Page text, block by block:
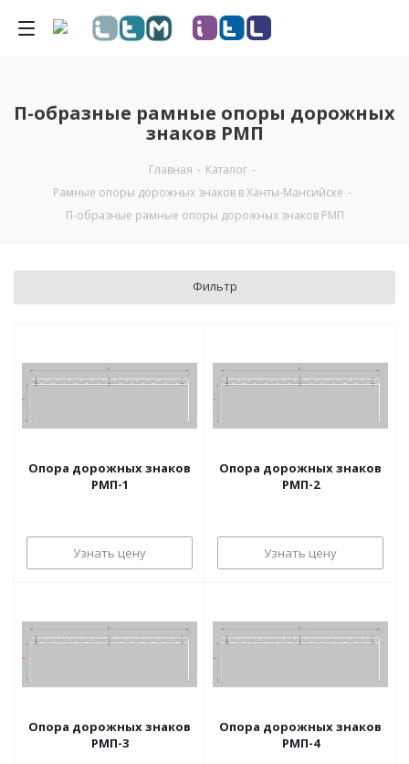
П-образные рамные опоры дорожных
знаков РМП
Главная - Каталог -
Рамные опоры дорожных знаков в Ханты-Мансийске -
П-образные рамные опоры дорожных знаков РМП
Фильтр
Опора дорожных знаков
РМП-1
Узнать цену
Опора дорожных знаков
РМП-2
Узнать цену
Опора дорожных знаков
РМП-3
Опора дорожных знаков
РМП-4